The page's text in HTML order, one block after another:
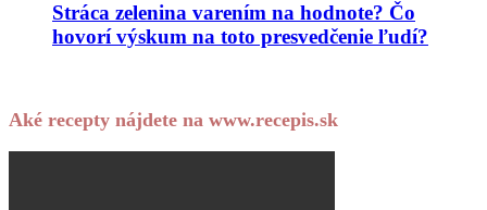
Stráca zelenina varením na hodnote? Čo
hovorí výskum na toto presvedčenie ľudí?
Aké recepty nájdete na www.recepis.sk